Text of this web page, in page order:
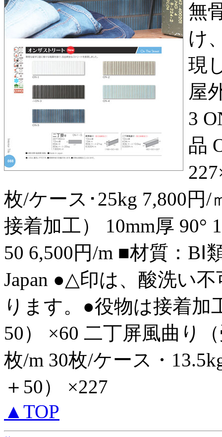
無
け
現
屋
3
品
枚/ケース･25kg 7,800円
接着加工） 10mm厚 90°
50 6,500円/m ■材質：
Japan ●△印は、酸洗い
ります。●役物は接着加
50） ×60 二丁屏風曲り
枚/m 30枚/ケース・
＋50） ×227
▲TOP